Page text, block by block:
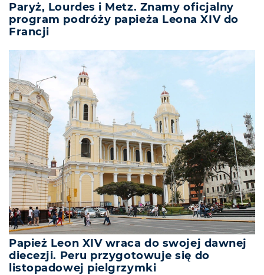
Paryż, Lourdes i Metz. Znamy oficjalny
program podróży papieża Leona XIV do
Francji
Papież Leon XIV wraca do swojej dawnej
diecezji. Peru przygotowuje się do
listopadowej pielgrzymki